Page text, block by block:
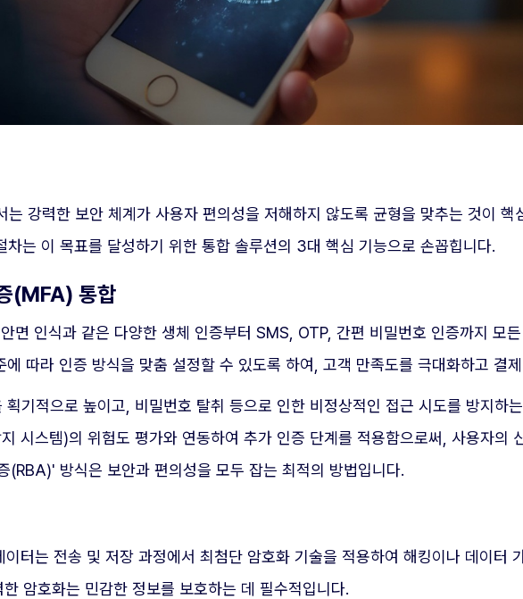
강력한 보안 체계가 사용자 편의성을 저해하지 않도록 균형을 맞추는 것이 핵
는 이 목표를 달성하기 위한 통합 솔루션의 3대 핵심 기능으로 손꼽힙니다.
(MFA) 통합
면 인식과 같은 다양한 생체 인증부터 SMS, OTP, 간편 비밀번호 인증까지 모
따라 인증 방식을 맞춤 설정할 수 있도록 하여, 고객 만족도를 극대화하고 결
기적으로 높이고, 비밀번호 탈취 등으로 인한 비정상적인 접근 시도를 방지하
시스템)의 위험도 평가와 연동하여 추가 인증 단계를 적용함으로써, 사용자의
방식은 보안과 편의성을 모두 잡는 최적의 방법입니다.
터는 전송 및 저장 과정에서 최첨단 암호화 기술을 적용하여 해킹이나 데이터
암호화는 민감한 정보를 보호하는 데 필수적입니다.